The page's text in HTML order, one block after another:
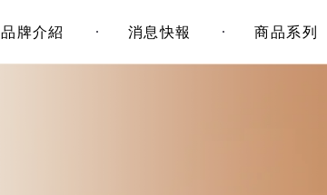
品牌介紹 消息快報 商品系列